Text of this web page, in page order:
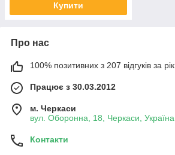
Купити
Про нас
100% позитивних з 207 відгуків за рік
Працює з 30.03.2012
м. Черкаси
вул. Оборонна, 18, Черкаси, Україна
Контакти